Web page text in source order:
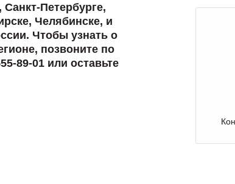
Петербурге,
Челябинске, и
Чтобы узнать о
позвоните по
89-01 или оставьте